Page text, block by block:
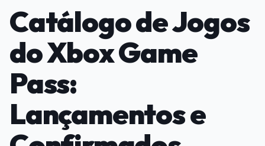
Catálogo de Jogos
do Xbox Game
Pass:
Lançamentos e